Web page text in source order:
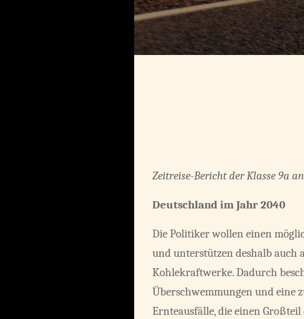
Zeitreise-Bericht der Klasse 9a
Deutschland im Jahr 2040
Die Politiker wollen einen
und unterstützen deshalb auch
Kohlekraftwerke. Dadurch
Überschwemmungen und eine
Ernteausfälle, die einen